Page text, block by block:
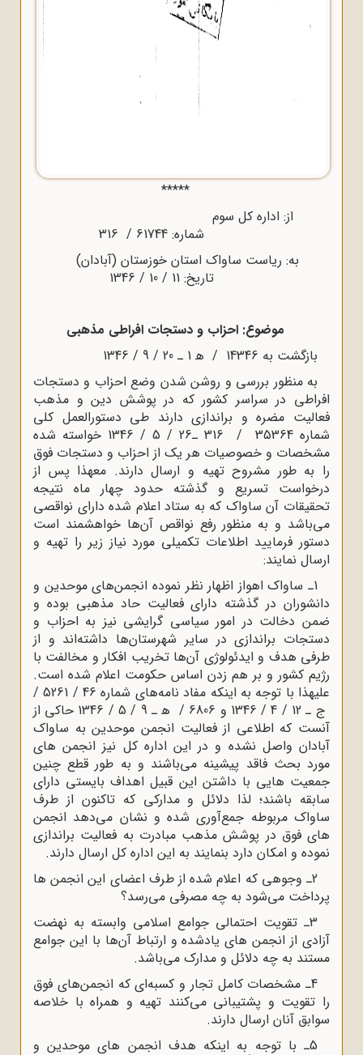
*****
از: اداره کل سوم
شماره: 61744 / 316
به: ریاست ساواک استان خوزستان (آبادان)
تاریخ: 11 / 10 / 1346
موضوع: احزاب و دستجات افراطی مذهبی
بازگشت به 14346 / ﻫ 1 ـ 20 / 9 / 1346
به منظور بررسی و روشن شدن وضع احزاب و دستجات
افراطی در سراسر کشور که در پوشش دین و مذهب
فعالیت مضره و براندازی دارند طی دستورالعمل کلی
شماره 35364 / 316 ـ26 / 5 / 1346 خواسته شده
مشخصات و خصوصیات هر یک از احزاب و دستجات فوق
را به طور مشروح تهیه و ارسال دارند. معهذا پس از
درخواست تسریع و گذشته حدود چهار ماه نتیجه
تحقیقات آن ساواک که به ستاد اعلام شده دارای نواقصی
می‌باشد و به منظور رفع نواقص آن‌ها خواهشمند است
دستور فرمایید اطلاعات تکمیلی مورد نیاز زیر را تهیه و
ارسال نمایند:
1ـ ساواک اهواز اظهار نظر نموده انجمن‌های موحدین و
دانشوران در گذشته دارای فعالیت حاد مذهبی بوده و
ضمن دخالت در امور سیاسی گرایشی نیز به احزاب و
دستجات براندازی در سایر شهرستان‌ها داشته‌اند و از
طرفی هدف و ایدئولوژی آن‌ها تخریب افکار و مخالفت با
رژیم کشور و بر هم زدن اساس حکومت اعلام شده است.
علیهذا با توجه به اینکه مفاد نامه‌های شماره 46 / 5261 /
ج ـ 12 / 4 / 1346 و 6806 / ﻫ ـ 9 / 5 / 1346 حاکی از
آنست که اطلاعی از فعالیت انجمن موحدین به ساواک
آبادان واصل نشده و در این اداره کل نیز انجمن های
مورد بحث فاقد پیشینه می‌باشند و به طور قطع چنین
جمعیت هایی با داشتن این قبیل اهداف بایستی دارای
سابقه باشند؛ لذا دلائل و مدارکی که تاکنون از طرف
ساواک مربوطه جمع‌آوری شده و نشان می‌دهد انجمن
های فوق در پوشش مذهب مبادرت به فعالیت براندازی
نموده و امکان دارد بنمایند به این اداره کل ارسال دارند.
2ـ وجوهی که اعلام شده از طرف اعضای این انجمن ها
پرداخت می‌شود به چه مصرفی می‌رسد؟
3ـ تقویت احتمالی جوامع اسلامی وابسته به نهضت
آزادی از انجمن های یادشده و ارتباط آن‌ها با این جوامع
مستند به چه دلائل و مدارک می‌باشد.
4ـ مشخصات کامل تجار و کسبه‌ای که انجمن‌های فوق
را تقویت و پشتیبانی می‌کنند تهیه و همراه با خلاصه
سوابق آنان ارسال دارند.
5ـ‌ با توجه به اینکه هدف انجمن های موحدین و